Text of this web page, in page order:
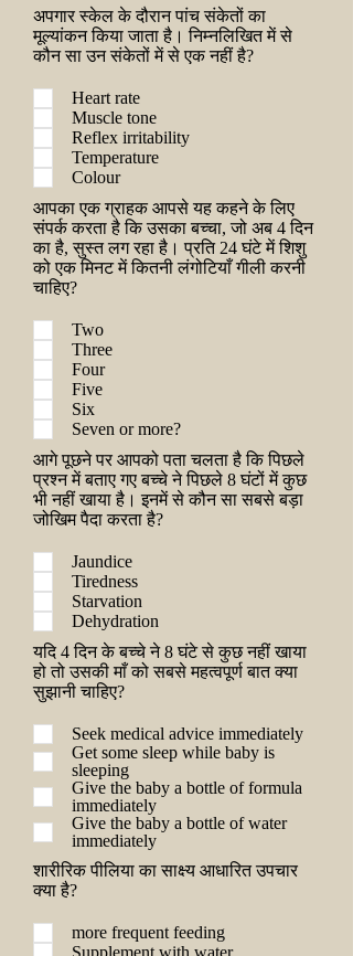
अपगार स्केल के दौरान पांच संकेतों का
मूल्यांकन किया जाता है। निम्नलिखित में से
कौन सा उन संकेतों में से एक नहीं है?
Heart rate
Muscle tone
Reflex irritability
Temperature
Colour
आपका एक ग्राहक आपसे यह कहने के लिए
संपर्क करता है कि उसका बच्चा, जो अब 4 दिन
का है, सुस्त लग रहा है। प्रति 24 घंटे में शिशु
को एक मिनट में कितनी लंगोटियाँ गीली करनी
चाहिए?
Two
Three
Four
Five
Six
Seven or more?
आगे पूछने पर आपको पता चलता है कि पिछले
प्रश्न में बताए गए बच्चे ने पिछले 8 घंटों में कुछ
भी नहीं खाया है। इनमें से कौन सा सबसे बड़ा
जोखिम पैदा करता है?
Jaundice
Tiredness
Starvation
Dehydration
यदि 4 दिन के बच्चे ने 8 घंटे से कुछ नहीं खाया
हो तो उसकी माँ को सबसे महत्वपूर्ण बात क्या
सुझानी चाहिए?
Seek medical advice immediately
Get some sleep while baby is
sleeping
Give the baby a bottle of formula
immediately
Give the baby a bottle of water
immediately
शारीरिक पीलिया का साक्ष्य आधारित उपचार
क्या है?
more frequent feeding
Supplement with water